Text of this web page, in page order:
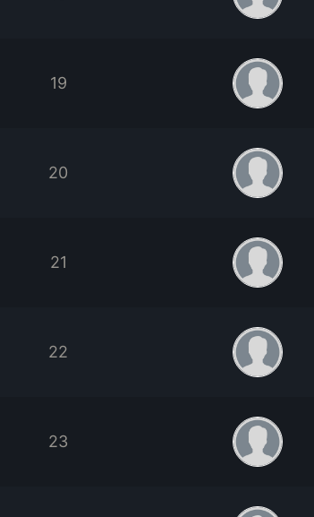
19
20
21
22
23